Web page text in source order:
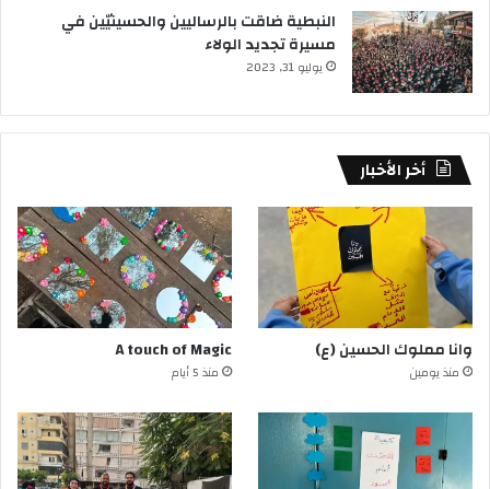
النبطية ضاقت بالرساليين والحسينيّين في
مسيرة تجديد الولاء
يوليو 31, 2023
أخر الأخبار
وانا مملوك الحسين (ع)
منذ يومين
A touch of Magic
منذ 5 أيام